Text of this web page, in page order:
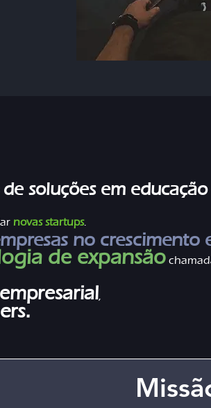
soluções em
novas startups.
no crescimento
de expansão
,